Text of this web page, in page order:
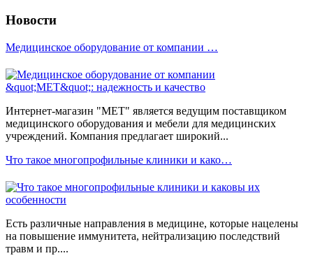
Новости
Медицинское оборудование от компании …
Интернет-магазин "МЕТ" является ведущим поставщиком
медицинского оборудования и мебели для медицинских
учреждений. Компания предлагает широкий...
Что такое многопрофильные клиники и како…
Есть различные направления в медицине, которые нацелены
на повышение иммунитета, нейтрализацию последствий
травм и пр....